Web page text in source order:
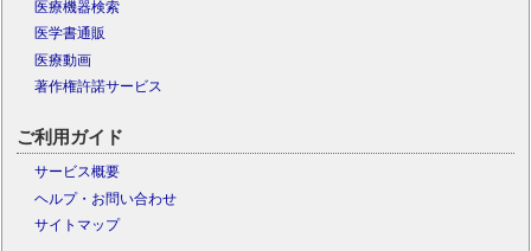
医療機器検索
医学書通販
医療動画
著作権許諾サービス
ご利用ガイド
サービス概要
ヘルプ・お問い合わせ
サイトマップ